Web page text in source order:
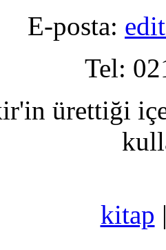
E-posta:
Tel:
ürettiği
kitap